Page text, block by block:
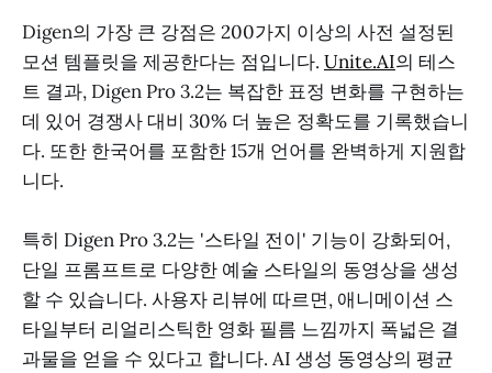
Digen의 가장 큰 강점은 200가지 이상의 사전 설정된
모션 템플릿을 제공한다는 점입니다. Unite.AI의 테스
트 결과, Digen Pro 3.2는 복잡한 표정 변화를 구현하는
데 있어 경쟁사 대비 30% 더 높은 정확도를 기록했습니
다. 또한 한국어를 포함한 15개 언어를 완벽하게 지원합
니다.
특히 Digen Pro 3.2는 '스타일 전이' 기능이 강화되어,
단일 프롬프트로 다양한 예술 스타일의 동영상을 생성
할 수 있습니다. 사용자 리뷰에 따르면, 애니메이션 스
타일부터 리얼리스틱한 영화 필름 느낌까지 폭넓은 결
과물을 얻을 수 있다고 합니다. AI 생성 동영상의 평균